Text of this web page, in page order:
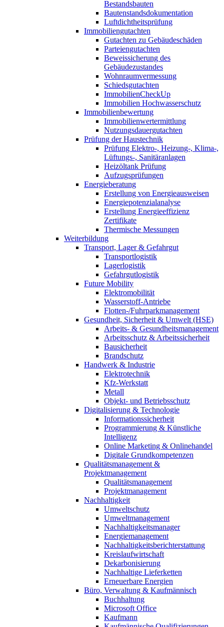
Bestandsbauten
Bautenstandsdokumentation
Luftdichtheitsprüfung
Immobiliengutachten
Gutachten zu Gebäudeschäden
Parteiengutachten
Beweissicherung des
Gebäudezustandes
Wohnraumvermessung
Schiedsgutachten
ImmobilienCheckUp
Immobilien Hochwasserschutz
Immobilienbewertung
Immobilienwertermittlung
Nutzungsdauergutachten
Prüfung der Haustechnik
Prüfung Elektro-, Heizung-, Klima-,
Lüftungs-, Sanitäranlagen
Heizöltank Prüfung
Aufzugsprüfungen
Energieberatung
Erstellung von Energieausweisen
Energiepotenzialanalyse
Erstellung Energieeffizienz
Zertifikate
Thermische Messungen
Weiterbildung
Transport, Lager & Gefahrgut
Transportlogistik
Lagerlogistik
Gefahrgutlogistik
Future Mobility
Elektromobilität
Wasserstoff-Antriebe
Flotten-/Fuhrparkmanagement
Gesundheit, Sicherheit & Umwelt (HSE)
Arbeits- & Gesundheitsmanagement
Arbeitsschutz & Arbeitssicherheit
Bausicherheit
Brandschutz
Handwerk & Industrie
Elektrotechnik
Kfz-Werkstatt
Metall
Objekt- und Betriebsschutz
Digitalisierung & Technologie
Informationssicherheit
Programmierung & Künstliche
Intelligenz
Online Marketing & Onlinehandel
Digitale Grundkompetenzen
Qualitätsmanagement &
Projektmanagement
Qualitätsmanagement
Projektmanagement
Nachhaltigkeit
Umweltschutz
Umweltmanagement
Nachhaltigkeitsmanager
Energiemanagement
Nachhaltigkeitsberichterstattung
Kreislaufwirtschaft
Dekarbonisierung
Nachhaltige Lieferketten
Erneuerbare Energien
Büro, Verwaltung & Kaufmännisch
Buchhaltung
Microsoft Office
Kaufmann